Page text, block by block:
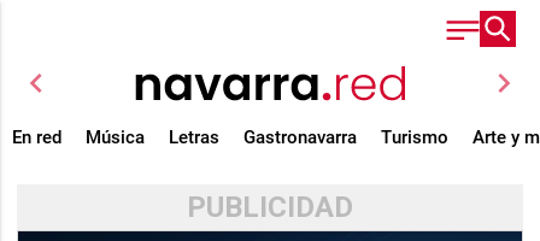
chevron_left chevron_right
En red Música Letras Gastronavarra Turismo Arte y
PUBLICIDAD